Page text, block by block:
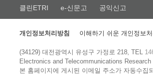
클린ETRI e-신문고 공익신고
개인정보처리방침 이해하기 쉬운 개인정보
(34129) 대전광역시 유성구 가정로 218, TEL
Electronics and Telecommunications
본 홈페이지에 게시된 이메일 주소가 자동수